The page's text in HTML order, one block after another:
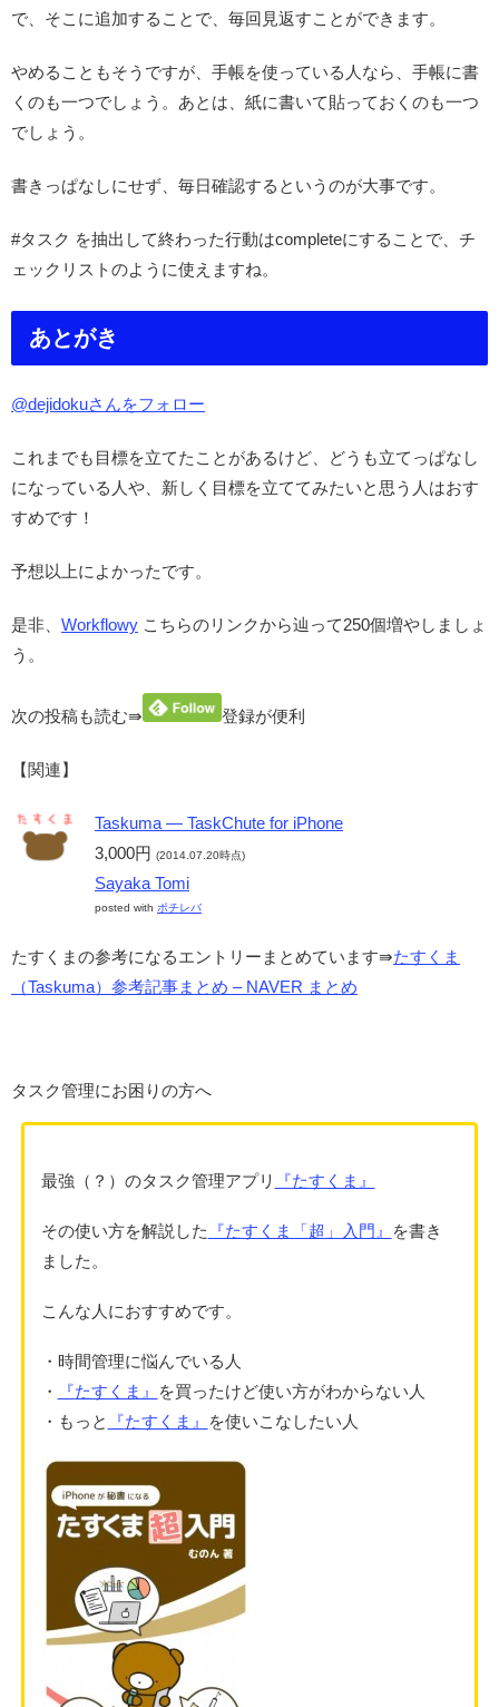
で、そこに追加することで、毎回見返すことができます。
やめることもそうですが、手帳を使っている人なら、手帳に書
くのも一つでしょう。あとは、紙に書いて貼っておくのも一つ
でしょう。
書きっぱなしにせず、毎日確認するというのが大事です。
#タスク を抽出して終わった行動はcompleteにすることで、チ
ェックリストのように使えますね。
あとがき
@dejidokuさんをフォロー
これまでも目標を立てたことがあるけど、どうも立てっぱなし
になっている人や、新しく目標を立ててみたいと思う人はおす
すめです！
予想以上によかったです。
是非、 Workflowy こちらのリンクから辿って250個増やしましょ
う。
次の投稿も読む⇛ 登録が便利
【関連】
Taskuma — TaskChute for iPhone
3,000円 (2014.07.20時点)
Sayaka Tomi
posted with ポチレバ
たすくまの参考になるエントリーまとめています⇛たすくま
（Taskuma）参考記事まとめ – NAVER まとめ
タスク管理にお困りの方へ
最強（？）のタスク管理アプリ 『たすくま』
その使い方を解説した 『たすくま「超」入門』
を書き
ました。
こんな人におすすめです。
・時間管理に悩んでいる人
・
『たすくま』
を買ったけど使い方がわからない人
・もっと
『たすくま』 を使いこなしたい人